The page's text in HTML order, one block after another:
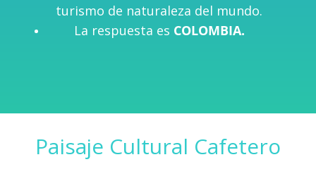
turismo de naturaleza del mundo.
La respuesta es COLOMBIA.
Paisaje Cultural Cafetero